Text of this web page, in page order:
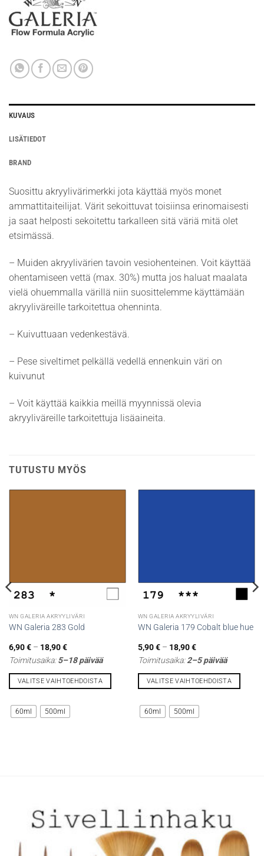
KUVAUS
LISÄTIEDOT
BRAND
Suosittu akryylivärimerkki jota käyttää myös monet
ammattitaiteilijat. Värit sekoittuvat toisiinsa erinomaisesti
ja saat helposti sekoitettu tarkalleen sitä väriä mitä olet
etsimässä.
– Muiden akryylivärien tavoin vesiohenteinen. Voit käyttää
ohentamiseen vettä (max. 30%) mutta jos haluat maalata
vielä ohuemmalla värillä niin suosittelemme käyttämään
akryyliväreille tarkoitettua ohenninta.
– Kuivuttuaan vedenkestävä.
– Pese siveltimet pelkällä vedellä ennenkuin väri on
kuivunut
– Voit käyttää kaikkia meillä myynnissä olevia
akryyliväreille tarkoitettuja lisäaineita.
TUTUSTU MYÖS
WN GALERIA AKRYYLIVÄRI
WN Galeria 283 Gold
6,90€ – 18,90€Hintaluokka:
-
Toimitusaika:5–18 päivää
VALITSE VAIHTOEHDOISTA
tuotteella
on
60ml 500ml
WN GALERIA AKRYYLIVÄRI
WN Galeria 179 Cobalt blue hue
5,90€ – 18,90€Hintaluokka:
5,90 €
-
Toimitusaika:2–5 päivää
VALITSE VAIHTOEHDOISTA
tuotteella
on
60ml 500ml